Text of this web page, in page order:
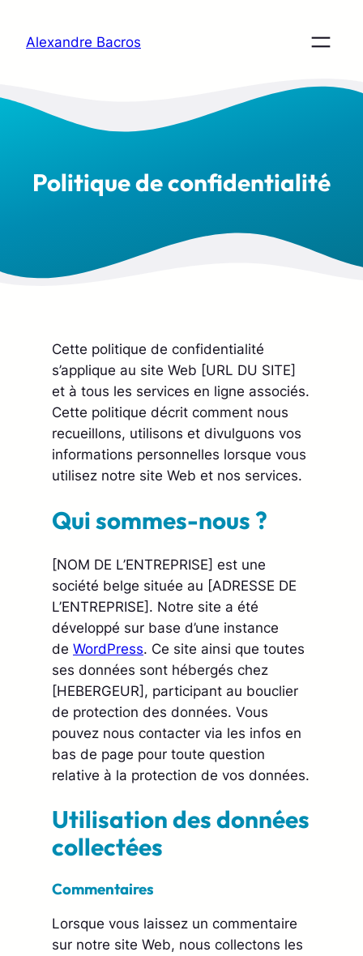
contenu
Alexandre Bacros
Politique de confidentialité
Cette politique de confidentialité
s’applique au site Web [URL DU SITE]
et à tous les services en ligne associés.
Cette politique décrit comment nous
recueillons, utilisons et divulguons vos
informations personnelles lorsque vous
utilisez notre site Web et nos services.
Qui sommes-nous ?
[NOM DE L’ENTREPRISE] est une
société belge située au [ADRESSE DE
L’ENTREPRISE]. Notre site a été
développé sur base d’une instance
de WordPress. Ce site ainsi que toutes
ses données sont hébergés chez
[HEBERGEUR], participant au bouclier
de protection des données. Vous
pouvez nous contacter via les infos en
bas de page pour toute question
relative à la protection de vos données.
Utilisation des données
collectées
Commentaires
Lorsque vous laissez un commentaire
sur notre site Web, nous collectons les